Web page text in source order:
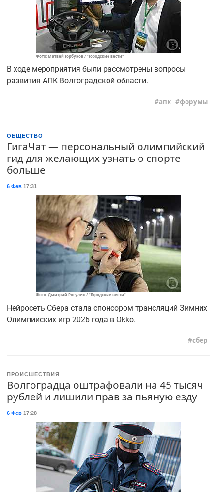
Фото: Матвей Горбунов / "Городские вести"
В ходе мероприятия были рассмотрены вопросы
развития АПК Волгоградской области.
апк форумы
ОБЩЕСТВО
ГигаЧат — персональный олимпийский
гид для желающих узнать о спорте
больше
6 Фев17:31
Фото: Дмитрий Рогулин / "Городские вести"
Нейросеть Сбера стала спонсором трансляций Зимних
Олимпийских игр 2026 года в Оkko.
сбер
ПРОИСШЕСТВИЯ
Волгоградца оштрафовали на 45 тысяч
рублей и лишили прав за пьяную езду
6 Фев17:28